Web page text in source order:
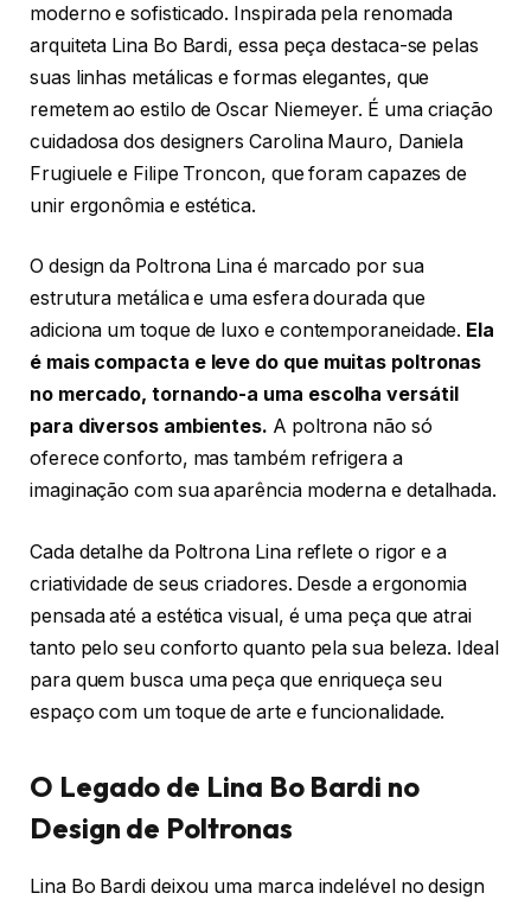
moderno e sofisticado. Inspirada pela renomada
arquiteta Lina Bo Bardi, essa peça destaca-se pelas
suas linhas metálicas e formas elegantes, que
remetem ao estilo de Oscar Niemeyer. É uma criação
cuidadosa dos designers Carolina Mauro, Daniela
Frugiuele e Filipe Troncon, que foram capazes de
unir ergonômia e estética.
O design da Poltrona Lina é marcado por sua
estrutura metálica e uma esfera dourada que
adiciona um toque de luxo e contemporaneidade. Ela
é mais compacta e leve do que muitas poltronas
no mercado, tornando-a uma escolha versátil
para diversos ambientes. A poltrona não só
oferece conforto, mas também refrigera a
imaginação com sua aparência moderna e detalhada.
Cada detalhe da Poltrona Lina reflete o rigor e a
criatividade de seus criadores. Desde a ergonomia
pensada até a estética visual, é uma peça que atrai
tanto pelo seu conforto quanto pela sua beleza. Ideal
para quem busca uma peça que enriqueça seu
espaço com um toque de arte e funcionalidade.
O Legado de Lina Bo Bardi no
Design de Poltronas
Lina Bo Bardi deixou uma marca indelével no design